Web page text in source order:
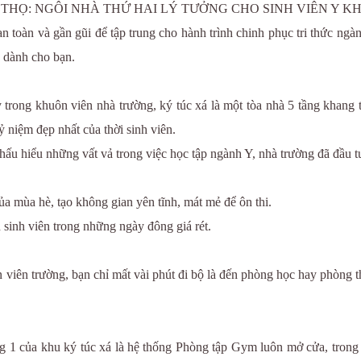
NGÔI NHÀ THỨ HAI LÝ TƯỞNG CHO SINH VIÊN Y
toàn và gần gũi để tập trung cho hành trình chinh phục tri thức
cho bạn.
khuôn viên nhà trường, ký túc xá là một tòa nhà 5 tầng
đẹp nhất của thời sinh viên.
hiểu những vất vả trong việc học tập ngành Y, nhà trường đã đầu
mùa hè, tạo không gian yên tĩnh, mát mẻ để ôn thi.
viên trong những ngày đông giá rét.
trường, bạn chỉ mất vài phút đi bộ là đến phòng học hay
của khu ký túc xá là hệ thống Phòng tập Gym luôn mở cửa,